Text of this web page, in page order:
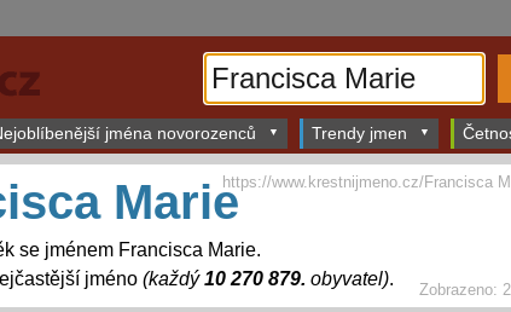
jména novorozenců Trendy jmen
Zobrazeno:
Marie
se jménem Francisca Marie.
jméno (každý10 270 879. obyvatel).
https://www.krestnijmeno.cz/Francisca